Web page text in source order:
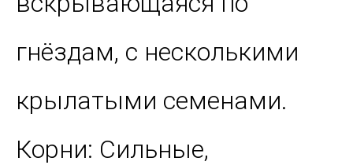
гнёздам, с несколькими
крылатыми семенами.
Корни: Сильные,